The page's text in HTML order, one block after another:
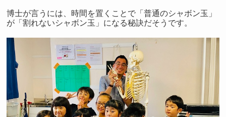
博士が言うには、時間を置くことで「普通のシャボン玉」
が「割れないシャボン玉」になる秘訣だそうです。